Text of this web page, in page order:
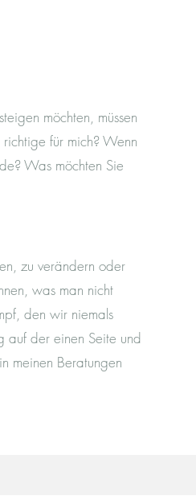
möchten, müssen
für mich? Wenn
Was möchten Sie
zu verändern oder
was man nicht
den wir niemals
auf der einen Seite und
meinen Beratungen